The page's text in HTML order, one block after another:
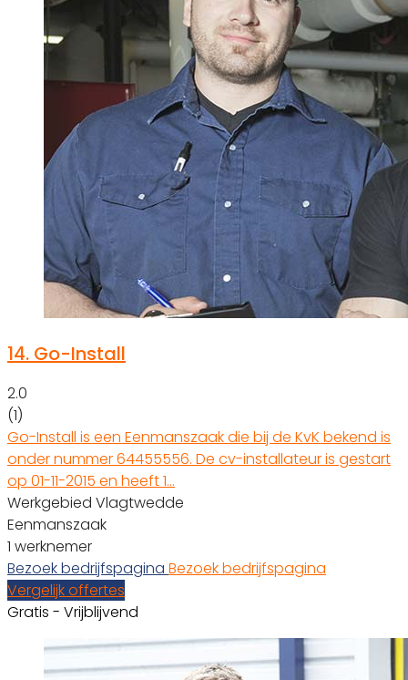
14. Go-Install
2.0
(1)
Go-Install is een Eenmanszaak die bij de KvK bekend is
onder nummer 64455556. De cv-installateur is gestart
op 01-11-2015 en heeft 1…
Werkgebied Vlagtwedde
Eenmanszaak
1 werknemer
Bezoek bedrijfspagina Bezoek bedrijfspagina
Vergelijk offertes
Gratis - Vrijblijvend